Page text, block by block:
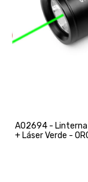
A02694 - Linterna
+ Láser Verde -